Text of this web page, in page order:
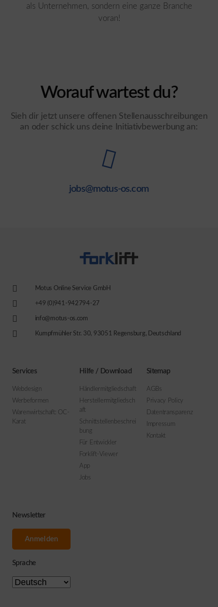
als Unternehmen, sondern eine ganze Branche
voran!
Worauf wartest du?
Sieh dir jetzt unsere offenen Stellenausschreibungen
an oder schick uns deine Initiativbewerbung an:
jobs@motus-os.com
Motus Online Service GmbH
+49 (0)941-942794-27
info@motus-os.com
Kumpfmühler Str. 30, 93051 Regensburg, Deutschland
Services
Webdesign
Werbeformen
Warenwirtschaft: OC-
Karat
Hilfe / Download
Händlermitgliedschaft
Herstellermitgliedsch
aft
Schnittstellenbeschrei
bung
Für Entwickler
Forklift-Viewer
App
Jobs
Sitemap
AGBs
Privacy Policy
Datentransparenz
Impressum
Kontakt
Newsletter
Anmelden
Sprache